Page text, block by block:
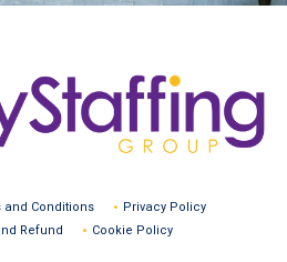
and Conditions
Privacy Policy
Refund
Cookie Policy